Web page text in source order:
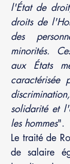
l'État de
droits de
des
minorités.
aux États
caractérisée
solidarité et
les hommes".
Le traité de
de salaire